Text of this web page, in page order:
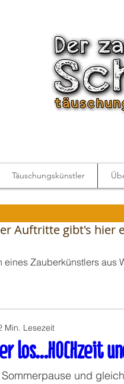
Täuschungskünstler
Auftritte gibt's hier
los…HOCHzeit
Min. Lesezeit
und
eines Zauberkünstlers aus